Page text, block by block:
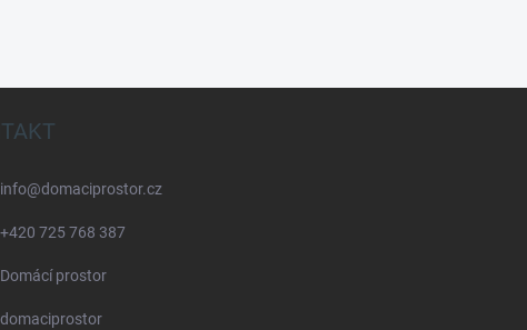
info@domaciprostor.cz
+420 725 768 387
Domácí prostor
domaciprostor